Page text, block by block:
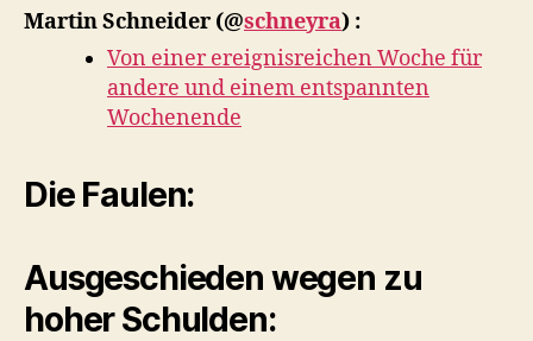
Martin Schneider (@schneyra) :
Von einer ereignisreichen Woche für
andere und einem entspannten
Wochenende
Die Faulen:
Ausgeschieden wegen zu
hoher Schulden: